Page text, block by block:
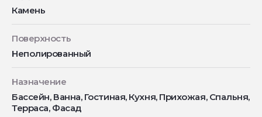
Камень
Поверхность
Неполированный
Назначение
Бассейн, Ванна, Гостиная, Кухня, Прихожая, Спальня,
Терраса, Фасад